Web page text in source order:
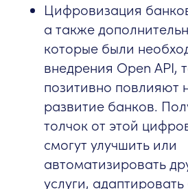
Цифровизация
а также
которые были
внедрения Open API,
позитивно повлияют
развитие банков.
толчок от этой
смогут улучшить или
автоматизировать
услуги,